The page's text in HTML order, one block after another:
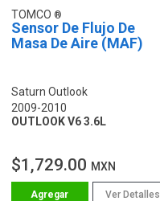
TOMCO
Sensor De Flujo De
Masa De Aire (MAF)
Saturn Outlook
2009-2010
OUTLOOK V6 3.6L
$1,729.00 MXN
Ver Detalles